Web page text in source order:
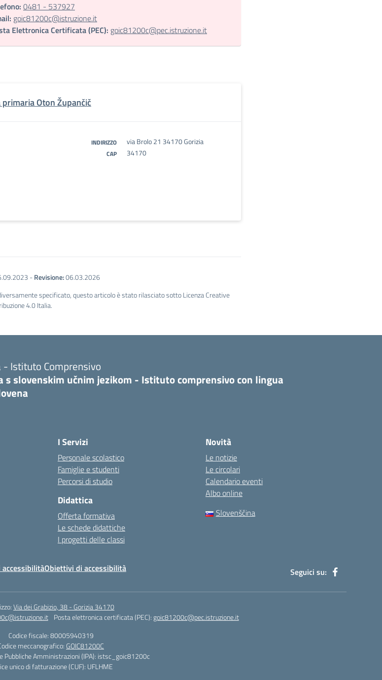
0481 - 537927
goic81200c@istruzione.it
Elettronica Certificata (PEC): goic81200c@pec.istruzione.it
primaria Oton Župančič
INDIRIZZO via Brolo 21 34170 Gorizia
CAP 34170
-Revisione:06.03.2026
specificato, questo articolo è stato rilasciato sotto Licenza Creative
4.0 Italia.
- Istituto Comprensivo
s slovenskim učnim jezikom - Istituto comprensivo con lingua
I Servizi
Personale scolastico
Famiglie e studenti
Percorsi di studio
Didattica
Offerta formativa
Le schede didattiche
I progetti delle classi
Novità
Le notizie
Le circolari
Calendario eventi
Albo online
Slovenščina
accessibilitàObiettivi di accessibilità Seguici su:
Via dei Grabizio, 38 - Gorizia 34170
Posta elettronica certificata (PEC): goic81200c@pec.istruzione.it
Codice fiscale: 80005940319
meccanografico: GOIC81200C
Pubbliche Amministrazioni (IPA): istsc_goic81200c
unico di fatturazione (CUF): UFLHME